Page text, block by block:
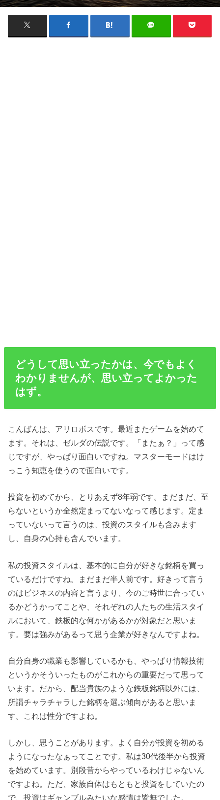
どうして思い立ったかは、今でもよく
わかりませんが、思い立ってよかった
はず。
こんばんは、アリロボスです。最近またゲームを始めて
ます。それは、ゼルダの伝説です。「またぁ？」って感
じですが、やっぱり面白いですね。マスターモードはけ
っこう知恵を使うので面白いです。
投資を初めてから、とりあえず8年弱です。まだまだ、至
らないというか全然定まってないなって感じます。定ま
っていないって言うのは、投資のスタイルも含みます
し、自身の心持も含んでいます。
私の投資スタイルは、基本的に自分が好きな銘柄を買っ
ているだけですね。まだまだ半人前です。好きって言う
のはビジネスの内容と言うより、今のご時世に合ってい
るかどうかってことや、それぞれの人たちの生活スタイ
ルにおいて、鉄板的な何かがあるかが対象だと思いま
す。要は強みがあるって思う企業が好きなんですよね。
自分自身の職業も影響しているかも、やっぱり情報技術
というかそういったものがこれからの重要だって思って
います。だから、配当貴族のような鉄板銘柄以外には、
所謂チャラチャラした銘柄を選ぶ傾向があると思いま
す。これは性分ですよね。
しかし、思うことがあります。よく自分が投資を初める
ようになったなぁってことです。私は30代後半から投資
を始めています。別段昔からやっているわけじゃないん
ですよね。ただ、家族自体はもともと投資をしていたの
で、投資はギャンブルみたいな感情は皆無でした。